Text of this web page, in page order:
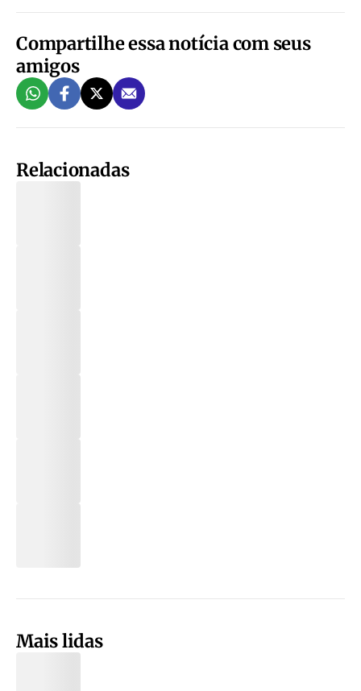
Compartilhe essa notícia com seus
amigos
Relacionadas
Mais lidas